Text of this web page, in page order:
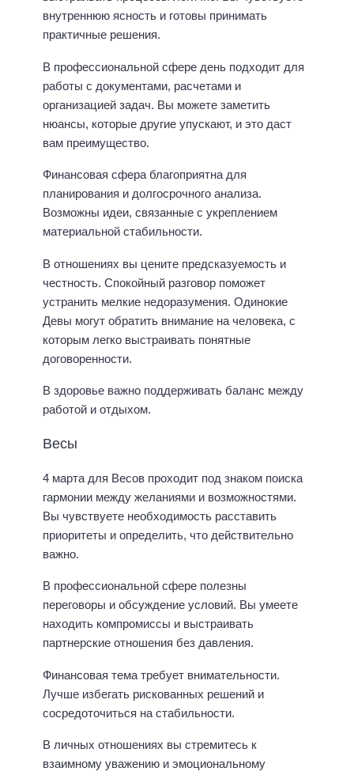
внутреннюю ясность и готовы принимать
практичные решения.
В профессиональной сфере день подходит для
работы с документами, расчетами и
организацией задач. Вы можете заметить
нюансы, которые другие упускают, и это даст
вам преимущество.
Финансовая сфера благоприятна для
планирования и долгосрочного анализа.
Возможны идеи, связанные с укреплением
материальной стабильности.
В отношениях вы цените предсказуемость и
честность. Спокойный разговор поможет
устранить мелкие недоразумения. Одинокие
Девы могут обратить внимание на человека, с
которым легко выстраивать понятные
договоренности.
В здоровье важно поддерживать баланс между
работой и отдыхом.
Весы
4 марта для Весов проходит под знаком поиска
гармонии между желаниями и возможностями.
Вы чувствуете необходимость расставить
приоритеты и определить, что действительно
важно.
В профессиональной сфере полезны
переговоры и обсуждение условий. Вы умеете
находить компромиссы и выстраивать
партнерские отношения без давления.
Финансовая тема требует внимательности.
Лучше избегать рискованных решений и
сосредоточиться на стабильности.
В личных отношениях вы стремитесь к
взаимному уважению и эмоциональному